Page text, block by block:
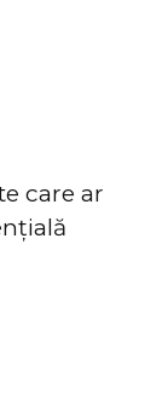
care ar